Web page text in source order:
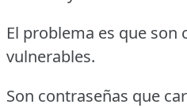
El problema es que son
vulnerables.
Son contraseñas que